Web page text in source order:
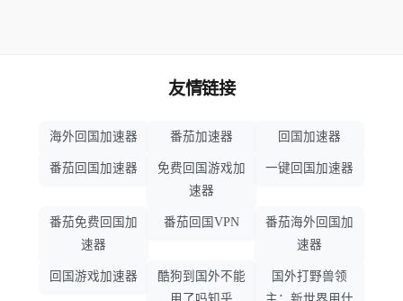
友情链接
海外回国加速器 番茄加速器 回国加速器
番茄回国加速器
免费回国游戏加
速器
一键回国加速器
番茄免费回国加
速器
番茄回国VPN
番茄海外回国加
速器
回国游戏加速器
酷狗到国外不能
国外打野兽领